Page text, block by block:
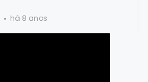
há 8 anos